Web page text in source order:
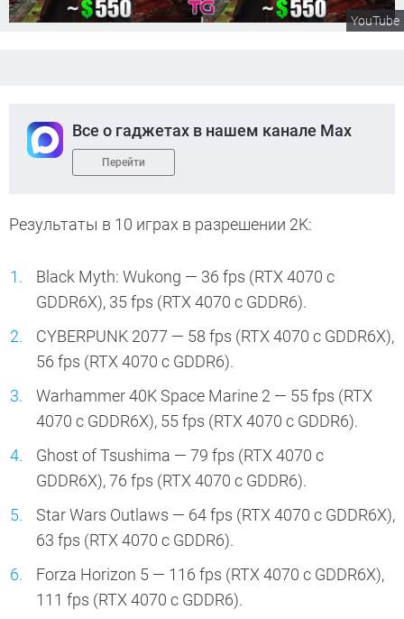
YouTube
Все о гаджетах в нашем канале Max
Перейти
Результаты в 10 играх в разрешении 2K:
Black Myth: Wukong — 36 fps (RTX 4070 с
GDDR6X), 35 fps (RTX 4070 с GDDR6).
CYBERPUNK 2077 — 58 fps (RTX 4070 с GDDR6X),
56 fps (RTX 4070 с GDDR6).
Warhammer 40K Space Marine 2 — 55 fps (RTX
4070 с GDDR6X), 55 fps (RTX 4070 с GDDR6).
Ghost of Tsushima — 79 fps (RTX 4070 с
GDDR6X), 76 fps (RTX 4070 с GDDR6).
Star Wars Outlaws — 64 fps (RTX 4070 с GDDR6X),
63 fps (RTX 4070 с GDDR6).
Forza Horizon 5 — 116 fps (RTX 4070 с GDDR6X),
111 fps (RTX 4070 с GDDR6).